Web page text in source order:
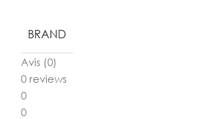
BRAND
Avis (0)
0 reviews
0
0